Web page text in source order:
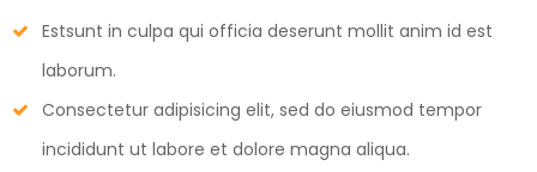
Estsunt in culpa qui officia deserunt mollit anim id est
laborum.
Consectetur adipisicing elit, sed do eiusmod tempor
incididunt ut labore et dolore magna aliqua.